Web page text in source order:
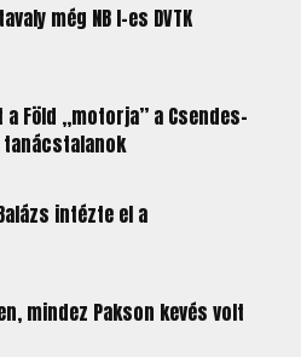
még NB I-es DVTK
Föld „motorja” a Csendes-
intézte el a
mindez Pakson kevés volt